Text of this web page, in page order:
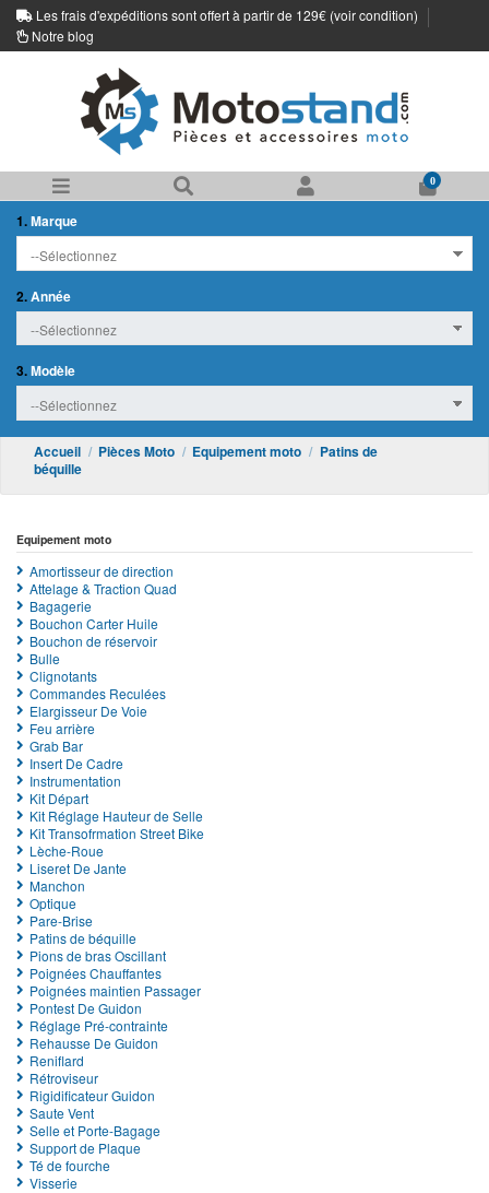
Les frais d'expéditions sont offert à partir de 129€ (voir condition)
Notre blog
0
1.Marque
2.Année
3.Modèle
Accueil Pièces Moto Equipement moto
Patins de
béquille
Equipement moto
Amortisseur de direction
Attelage & Traction Quad
Bagagerie
Bouchon Carter Huile
Bouchon de réservoir
Bulle
Clignotants
Commandes Reculées
Elargisseur De Voie
Feu arrière
Grab Bar
Insert De Cadre
Instrumentation
Kit Départ
Kit Réglage Hauteur de Selle
Kit Transofrmation Street Bike
Lèche-Roue
Liseret De Jante
Manchon
Optique
Pare-Brise
Patins de béquille
Pions de bras Oscillant
Poignées Chauffantes
Poignées maintien Passager
Pontest De Guidon
Réglage Pré-contrainte
Rehausse De Guidon
Reniflard
Rétroviseur
Rigidificateur Guidon
Saute Vent
Selle et Porte-Bagage
Support de Plaque
Té de fourche
Visserie